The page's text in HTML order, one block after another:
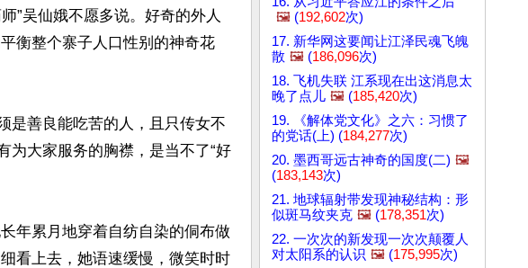
”吴仙娥不愿多说。好奇的外人
衡整个寨子人口性别的神奇花
是善良能吃苦的人，且只传女不
为大家服务的胸襟，是当不了“好
年累月地穿着自纺自染的侗布做
看上去，她语速缓慢，微笑时时
🖼️ (192,602次)
17. 新华网这要闻让江泽民魂飞魄
散 🖼️ (186,096次)
18. 飞机失联 江系现在出这消息太
晚了点儿 🖼️ (185,420次)
19. 《解体党文化》之六：习惯了
的党话(上) (184,277次)
20. 墨西哥远古神奇的国度(二) 🖼️
(183,143次)
21. 地球辐射带发现神秘结构：形
似斑马纹夹克 🖼️ (178,351次)
22. 一次次的新发现一次次颠覆人
对太阳系的认识 🖼️ (175,995次)